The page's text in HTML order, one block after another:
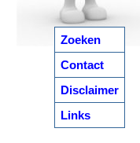
Zoeken
Contact
Disclaimer
Links